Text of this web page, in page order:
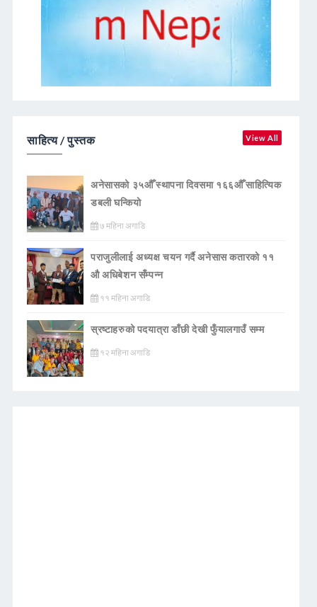
साहित्य / पुस्तक View All
अनेसासको ३५औँ स्थापना दिवसमा १६६औँ साहित्यिक
डबली घन्कियाे
७ महिना अगाडि
पराजुलीलाई अध्यक्ष चयन गर्दै अनेसास कतारको ११
औ अधिबेशन सँम्पन्न
११ महिना अगाडि
स्रष्टाहरुको पदयात्रा डाँछी देखी फुँयालगाउँ सम्म
१२ महिना अगाडि